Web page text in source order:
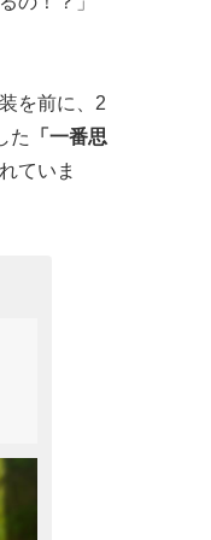
を前に、2
た
「一番思
ていま